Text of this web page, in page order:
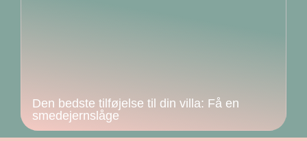
Den bedste tilføjelse til din villa: Få en
smedejernslåge